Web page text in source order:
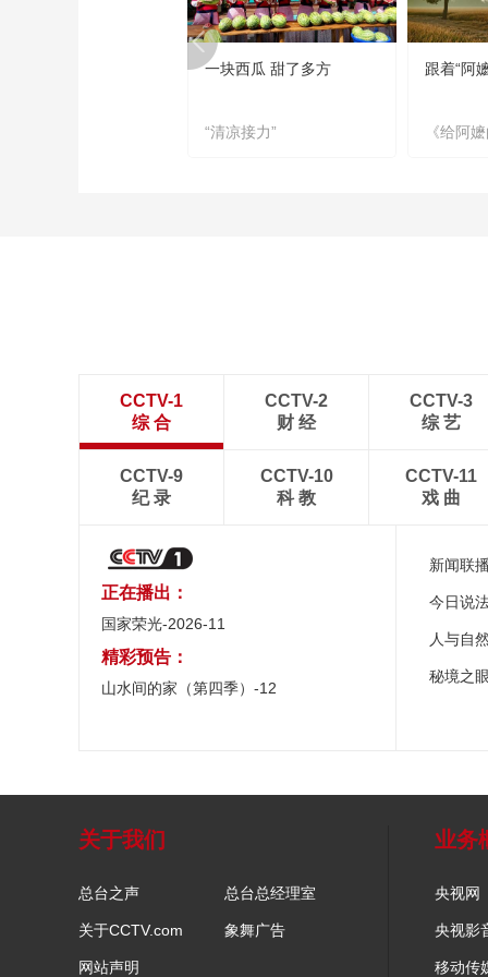
一块西瓜 甜了多方
“清凉接力”
跟着“阿
《给阿
CCTV-1
综 合
CCTV-2
财 经
CCTV-3
综 艺
CCTV-9
纪 录
CCTV-10
科 教
CCTV-11
戏 曲
正在播出：
国家荣光-2026-11
精彩预告：
山水间的家（第四季）-12
新闻联
今日说
人与自
秘境之
关于我们
总台之声 总台总经理室
关于CCTV.com 象舞广告
网站声明
业务
央视网
央视影
移动传